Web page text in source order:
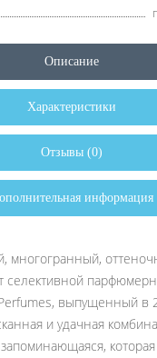
Описание
Характеристики
Отзывы (0)
информация
многогранный,
селективной
выпущенный в
и удачная